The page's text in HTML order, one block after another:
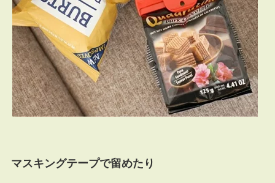
マスキングテープで留めたり